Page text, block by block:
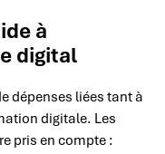
à
digital
dépenses liées tant à
digitale. Les
pris en compte :